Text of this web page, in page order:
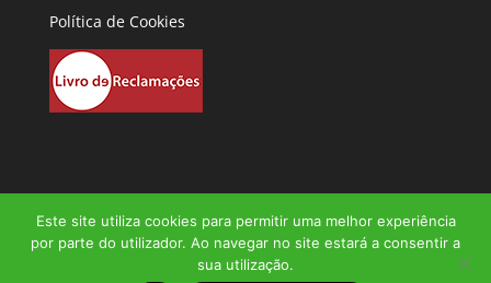
Política de Cookies
© 2023 Pomjalsol | Direitos Reservados |
Este site utiliza cookies para permitir uma melhor experiência
por parte do utilizador. Ao navegar no site estará a consentir a
sua utilização.